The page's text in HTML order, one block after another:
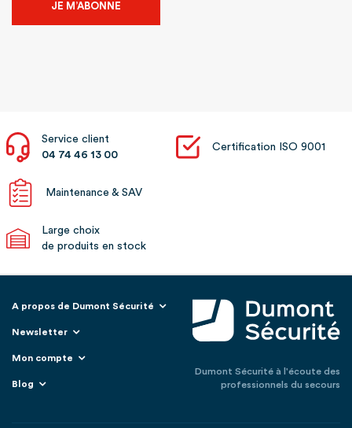
JE M’ABONNE
Service client
04 74 46 13 00
Certification ISO 9001
Maintenance & SAV
Large choix
de produits en stock
A propos de Dumont Sécurité
Newsletter
Mon compte
Blog
Dumont Sécurité à l'écoute des
professionnels du secours